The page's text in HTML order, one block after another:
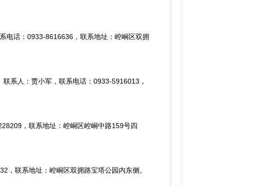
话：0933-8616636，联系地址：崆峒区双拥
系人：贾小军，联系电话：0933-5916013，
，联系地址：崆峒区崆峒中路159号四
联系地址：崆峒区双拥路宝塔公园内东侧。